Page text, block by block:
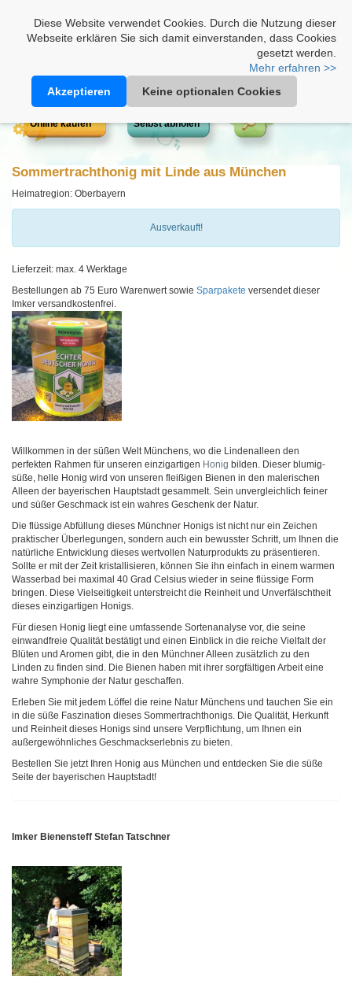
Diese Website verwendet Cookies. Durch die Nutzung dieser
Webseite erklären Sie sich damit einverstanden, dass Cookies
gesetzt werden.
Mehr erfahren >>
Akzeptieren
Keine optionalen Cookies
Online kaufen Selbst abholen
Sommertrachthonig mit Linde aus München
Heimatregion: Oberbayern
Ausverkauft!
Lieferzeit: max. 4 Werktage
Bestellungen ab 75 Euro Warenwert sowie Sparpakete versendet dieser
Imker versandkostenfrei.
Willkommen in der süßen Welt Münchens, wo die Lindenalleen den
perfekten Rahmen für unseren einzigartigen Honig bilden. Dieser blumig-
süße, helle Honig wird von unseren fleißigen Bienen in den malerischen
Alleen der bayerischen Hauptstadt gesammelt. Sein unvergleichlich feiner
und süßer Geschmack ist ein wahres Geschenk der Natur.
Die flüssige Abfüllung dieses Münchner Honigs ist nicht nur ein Zeichen
praktischer Überlegungen, sondern auch ein bewusster Schritt, um Ihnen die
natürliche Entwicklung dieses wertvollen Naturprodukts zu präsentieren.
Sollte er mit der Zeit kristallisieren, können Sie ihn einfach in einem warmen
Wasserbad bei maximal 40 Grad Celsius wieder in seine flüssige Form
bringen. Diese Vielseitigkeit unterstreicht die Reinheit und Unverfälschtheit
dieses einzigartigen Honigs.
Für diesen Honig liegt eine umfassende Sortenanalyse vor, die seine
einwandfreie Qualität bestätigt und einen Einblick in die reiche Vielfalt der
Blüten und Aromen gibt, die in den Münchner Alleen zusätzlich zu den
Linden zu finden sind. Die Bienen haben mit ihrer sorgfältigen Arbeit eine
wahre Symphonie der Natur geschaffen.
Erleben Sie mit jedem Löffel die reine Natur Münchens und tauchen Sie ein
in die süße Faszination dieses Sommertrachthonigs. Die Qualität, Herkunft
und Reinheit dieses Honigs sind unsere Verpflichtung, um Ihnen ein
außergewöhnliches Geschmackserlebnis zu bieten.
Bestellen Sie jetzt Ihren Honig aus München und entdecken Sie die süße
Seite der bayerischen Hauptstadt!
Imker Bienensteff Stefan Tatschner